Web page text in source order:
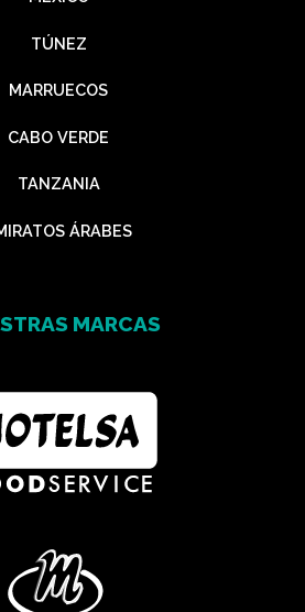
TÚNEZ
MARRUECOS
CABO VERDE
TANZANIA
ÁRABES
MARCAS